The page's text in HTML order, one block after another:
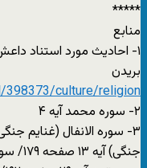
*****
منابع
۱- احادیث مورد استناد
بریدن
398373/culture/religion
۲- سوره محمد آیه ۴